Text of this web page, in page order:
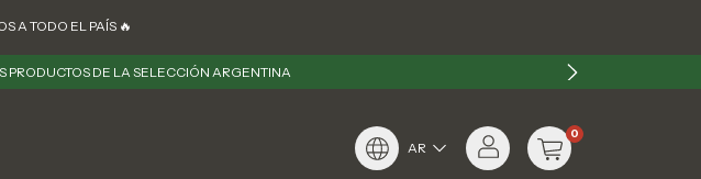
A TODO EL PAÍS 🔥
DE LA SELECCIÓN ARGENTINA
AR
0